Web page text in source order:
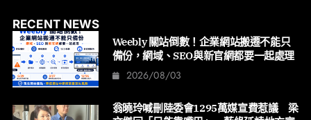
RECENT NEWS
Weebly 關站倒數！企業網站搬遷不能只
備份，網域、SEO與新官網都要一起處理
2026/08/03
翁曉玲喊刪陸委會1295萬媒宣費惹議 梁